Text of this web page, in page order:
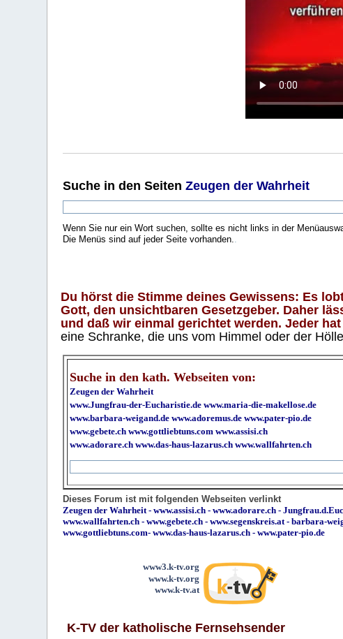
Suche in den SeitenZeugen der Wahrheit
Wenn Sie nur ein Wort suchen, sollte es nicht links in der
Die Menüs sind auf jeder Seite vorhanden.
Du hörst die Stimme deines Gewissens: Es
Gott, den unsichtbaren Gesetzgeber. Daher
und daß wir einmal gerichtet werden. Jeder
eine Schranke, die uns vom Himmel oder der
Suche in den kath. Webseiten von:
Zeugen der Wahrheit
www.Jungfrau-der-Eucharistie.de www.maria-die-makellose.de
www.barbara-weigand.de www.adoremus.de www.pater-pio.de
www.gebete.ch www.gottliebtuns.com www.assisi.ch
www.adorare.ch www.das-haus-lazarus.ch www.wallfahrten.ch
Dieses Forum ist mit folgenden Webseiten verlinkt
Zeugen der Wahrheit -www.assisi.ch -www.adorare.ch -
www.wallfahrten.ch -www.gebete.ch -www.segenskreis.at -barbara-
www.gottliebtuns.com-www.das-haus-lazarus.ch - www.pater-pio.de
www3.k-tv.org
www.k-tv.org
www.k-tv.at
K-TV der katholische Fernsehsender